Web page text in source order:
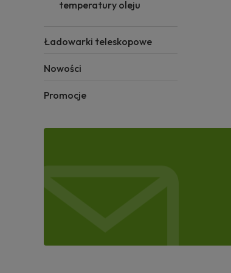
temperatury oleju
Ładowarki teleskopowe
Nowości
Promocje